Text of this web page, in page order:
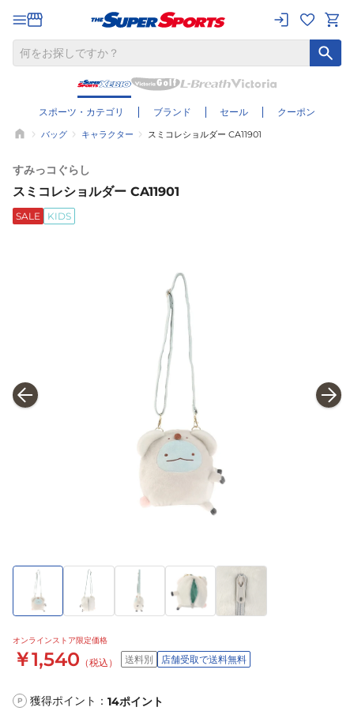
スポーツ・カテゴリ ブランド セール クーポン
バッグ キャラクター スミコレショルダー CA11901
すみっコぐらし
スミコレショルダー CA11901
SALE KIDS
オンラインストア限定価格
￥1,540 （税込） 送料別 店舗受取で送料無料
P 獲得ポイント： 14ポイント